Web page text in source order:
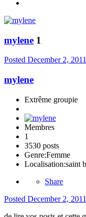
mylene 1
Posted December 2, 2011
mylene
Extrême groupie
Membres
1
3530 posts
Genre:Femme
Localisation:saint
Share
Posted December 2, 2011